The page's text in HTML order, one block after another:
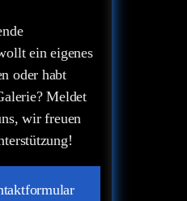
ein eigenes
oder habt
Meldet
wir freuen